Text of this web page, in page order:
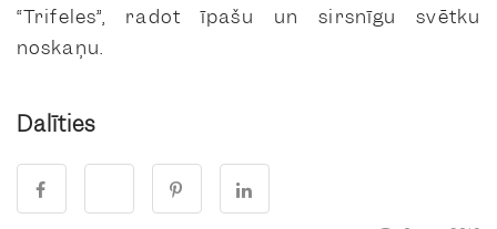
“Trifeles”, radot īpašu un sirsnīgu svētku
noskaņu.
Dalīties